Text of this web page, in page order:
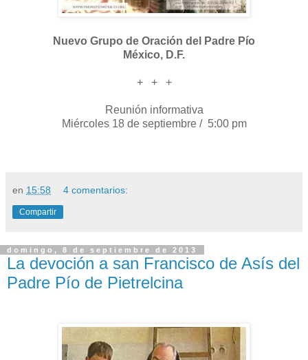
Nuevo Grupo de Oración del Padre Pío
México, D.F.
+ + +
Reunión informativa
Miércoles 18 de septiembre / 5:00 pm
en 15:58 4 comentarios:
Compartir
domingo, 8 de septiembre de 2013
La devoción a san Francisco de Asís del
Padre Pío de Pietrelcina